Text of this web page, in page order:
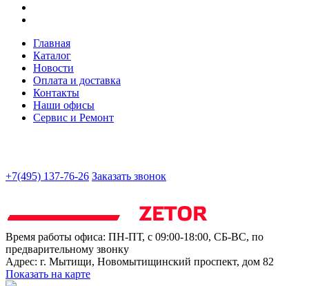
Главная
Каталог
Новости
Оплата и доставка
Контакты
Наши офисы
Сервис и Ремонт
+7(495) 137-76-26 Заказать звонок
Время работы офиса: ПН-ПТ, с 09:00-18:00, СБ-ВС, по
предварительному звонку
Адрес: г. Мытищи, Новомытищинский проспект, дом 82
Показать на карте